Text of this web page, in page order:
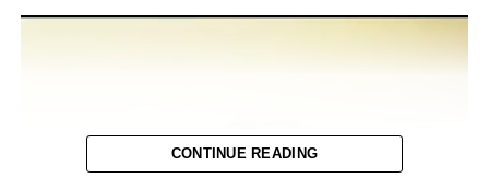
CONTINUE READING